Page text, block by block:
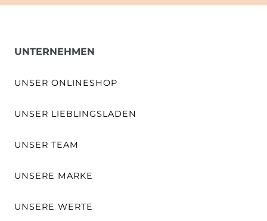
UNTERNEHMEN
UNSER ONLINESHOP
UNSER LIEBLINGSLADEN
UNSER TEAM
UNSERE MARKE
UNSERE WERTE